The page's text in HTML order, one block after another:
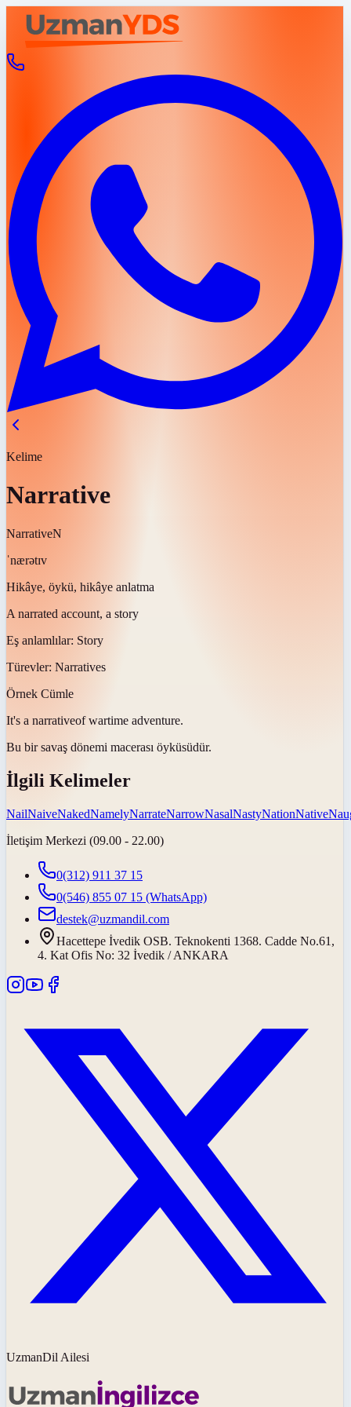
Kelime
Narrative
NarrativeN
ˈnærətɪv
Hikâye, öykü, hikâye anlatma
A narrated account, a story
Eş anlamlılar: Story
Türevler: Narratives
Örnek Cümle
It's a narrativeof wartime adventure.
Bu bir savaş dönemi macerası öyküsüdür.
İlgili Kelimeler
NailNaiveNakedNamelyNarrateNarrowNasalNastyNationNative
İletişim Merkezi (09.00 - 22.00)
0(312) 911 37 15
0(546) 855 07 15 (WhatsApp)
destek@uzmandil.com
Hacettepe İvedik OSB. Teknokenti 1368. Cadde No.61,
4. Kat Ofis No: 32 İvedik / ANKARA
UzmanDil Ailesi